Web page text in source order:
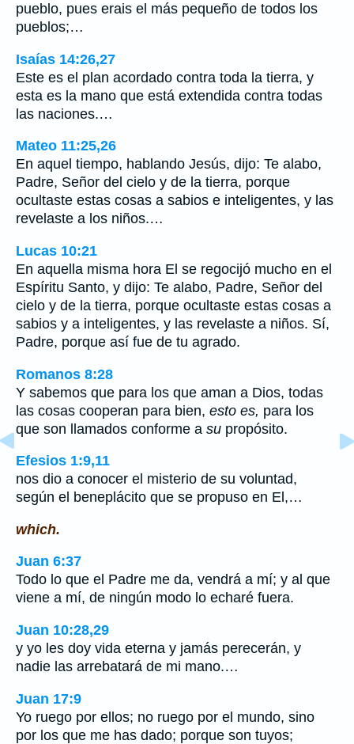
pueblo, pues erais el más pequeño de todos los
pueblos;…
Isaías 14:26,27
Este es el plan acordado contra toda la tierra, y
esta es la mano que está extendida contra todas
las naciones.…
Mateo 11:25,26
En aquel tiempo, hablando Jesús, dijo: Te alabo,
Padre, Señor del cielo y de la tierra, porque
ocultaste estas cosas a sabios e inteligentes, y las
revelaste a los niños.…
Lucas 10:21
En aquella misma hora El se regocijó mucho en el
Espíritu Santo, y dijo: Te alabo, Padre, Señor del
cielo y de la tierra, porque ocultaste estas cosas a
sabios y a inteligentes, y las revelaste a niños. Sí,
Padre, porque así fue de tu agrado.
Romanos 8:28
Y sabemos que para los que aman a Dios, todas
las cosas cooperan para bien, esto es, para los
que son llamados conforme a su propósito.
Efesios 1:9,11
nos dio a conocer el misterio de su voluntad,
según el beneplácito que se propuso en El,…
which.
Juan 6:37
Todo lo que el Padre me da, vendrá a mí; y al que
viene a mí, de ningún modo lo echaré fuera.
Juan 10:28,29
y yo les doy vida eterna y jamás perecerán, y
nadie las arrebatará de mi mano.…
Juan 17:9
Yo ruego por ellos; no ruego por el mundo, sino
por los que me has dado; porque son tuyos;